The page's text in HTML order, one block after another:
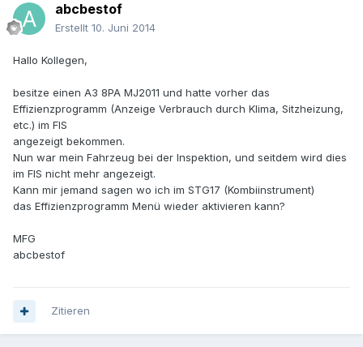
abcbestof
Erstellt 10. Juni 2014
Hallo Kollegen,
besitze einen A3 8PA MJ2011 und hatte vorher das
Effizienzprogramm (Anzeige Verbrauch durch Klima, Sitzheizung,
etc.) im FIS
angezeigt bekommen.
Nun war mein Fahrzeug bei der Inspektion, und seitdem wird dies
im FIS nicht mehr angezeigt.
Kann mir jemand sagen wo ich im STG17 (Kombiinstrument)
das Effizienzprogramm Menü wieder aktivieren kann?
MFG
abcbestof
Zitieren